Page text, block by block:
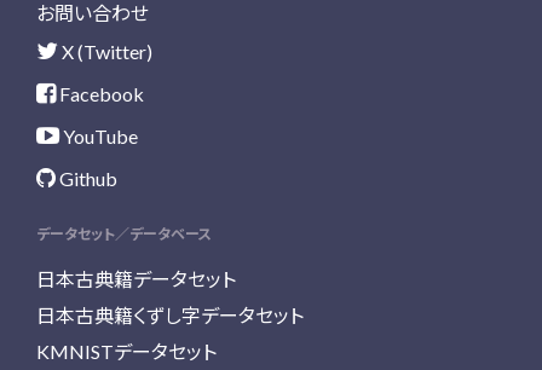
お問い合わせ
X (Twitter)
Facebook
YouTube
Github
データセット／データベース
日本古典籍データセット
日本古典籍くずし字データセット
KMNISTデータセット